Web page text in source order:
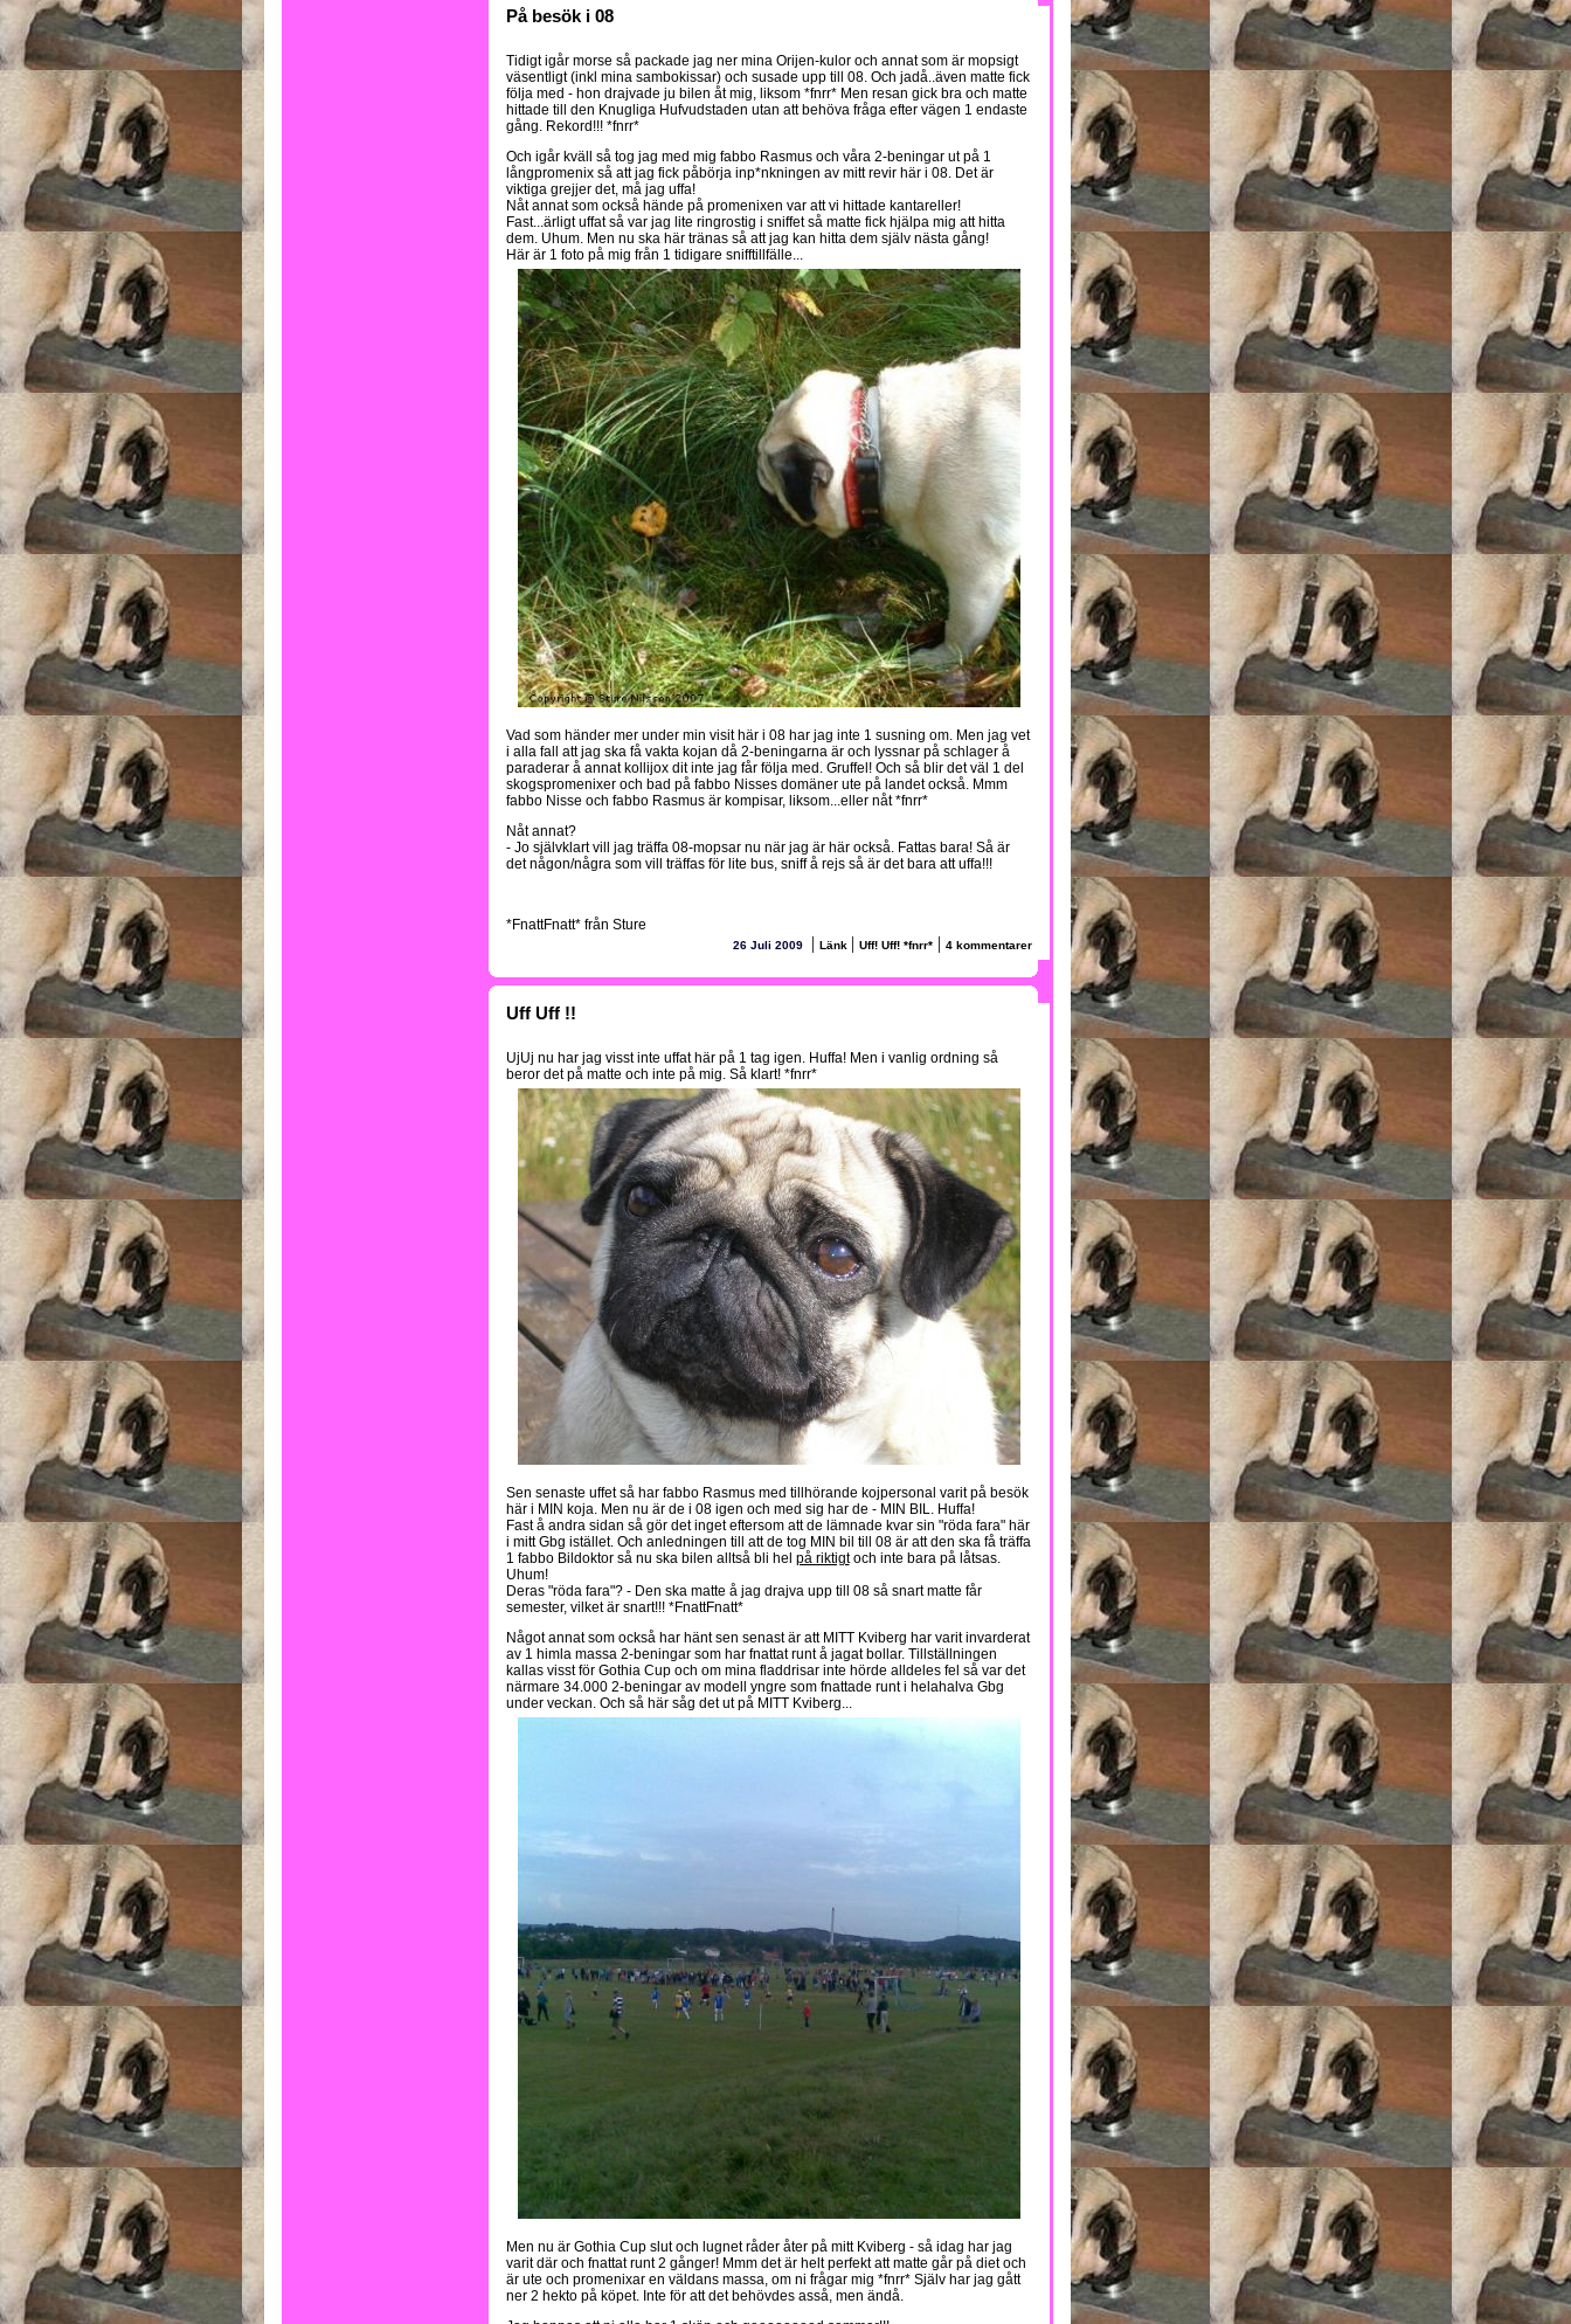
På besök i 08
Tidigt igår morse så packade jag ner mina Orijen-kulor och annat som är mopsigt
väsentligt (inkl mina sambokissar) och susade upp till 08. Och jadå..även matte fick
följa med - hon drajvade ju bilen åt mig, liksom *fnrr* Men resan gick bra och matte
hittade till den Knugliga Hufvudstaden utan att behöva fråga efter vägen 1 endaste
gång. Rekord!!! *fnrr*
Och igår kväll så tog jag med mig fabbo Rasmus och våra 2-beningar ut på 1
långpromenix så att jag fick påbörja inp*nkningen av mitt revir här i 08. Det är
viktiga grejjer det, må jag uffa!
Nåt annat som också hände på promenixen var att vi hittade kantareller!
Fast...ärligt uffat så var jag lite ringrostig i sniffet så matte fick hjälpa mig att hitta
dem. Uhum. Men nu ska här tränas så att jag kan hitta dem själv nästa gång!
Här är 1 foto på mig från 1 tidigare snifftillfälle...
Vad som händer mer under min visit här i 08 har jag inte 1 susning om. Men jag vet
i alla fall att jag ska få vakta kojan då 2-beningarna är och lyssnar på schlager å
paraderar å annat kollijox dit inte jag får följa med. Gruffel! Och så blir det väl 1 del
skogspromenixer och bad på fabbo Nisses domäner ute på landet också. Mmm
fabbo Nisse och fabbo Rasmus är kompisar, liksom...eller nåt *fnrr*
Nåt annat?
- Jo självklart vill jag träffa 08-mopsar nu när jag är här också. Fattas bara! Så är
det någon/några som vill träffas för lite bus, sniff å rejs så är det bara att uffa!!!
*FnattFnatt* från Sture
26 Juli 2009 | Länk | Uff! Uff! *fnrr*| 4 kommentarer
Uff Uff !!
UjUj nu har jag visst inte uffat här på 1 tag igen. Huffa! Men i vanlig ordning så
beror det på matte och inte på mig. Så klart! *fnrr*
Sen senaste uffet så har fabbo Rasmus med tillhörande kojpersonal varit på besök
här i MIN koja. Men nu är de i 08 igen och med sig har de - MIN BIL. Huffa!
Fast å andra sidan så gör det inget eftersom att de lämnade kvar sin "röda fara" här
i mitt Gbg istället. Och anledningen till att de tog MIN bil till 08 är att den ska få träffa
1 fabbo Bildoktor så nu ska bilen alltså bli hel på riktigtoch inte bara på låtsas.
Uhum!
Deras "röda fara"? - Den ska matte å jag drajva upp till 08 så snart matte får
semester, vilket är snart!!! *FnattFnatt*
Något annat som också har hänt sen senast är att MITT Kviberg har varit invarderat
av 1 himla massa 2-beningar som har fnattat runt å jagat bollar. Tillställningen
kallas visst för Gothia Cup och om mina fladdrisar inte hörde alldeles fel så var det
närmare 34.000 2-beningar av modell yngre som fnattade runt i helahalva Gbg
under veckan. Och så här såg det ut på MITT Kviberg...
Men nu är Gothia Cup slut och lugnet råder åter på mitt Kviberg - så idag har jag
varit där och fnattat runt 2 gånger! Mmm det är helt perfekt att matte går på diet och
är ute och promenixar en väldans massa, om ni frågar mig *fnrr* Själv har jag gått
ner 2 hekto på köpet. Inte för att det behövdes asså, men ändå.